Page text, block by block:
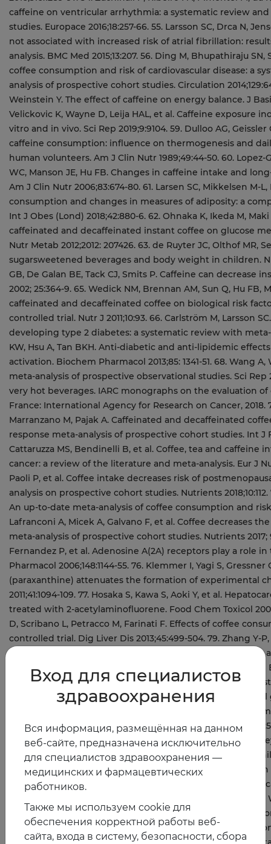
Вход для специалистов
здравоохранения
Вся информация, размещённая на данном
веб-сайте, предназначена исключительно
для специалистов здравоохранения —
медицинских и фармацевтических
работников.
Также мы используем cookie для
обеспечения корректной работы веб-
сайта, входа в систему, безопасности, сбора